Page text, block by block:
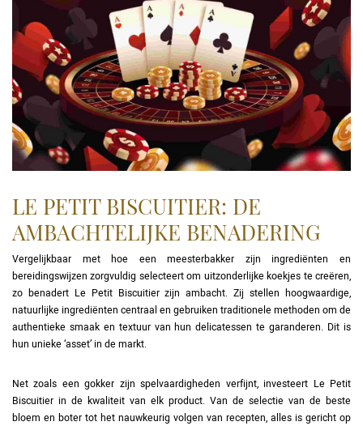
LE PETIT BISCUITIER: DE
AMBACHTELIJKE BENADERING
Vergelijkbaar met hoe een meesterbakker zijn ingrediënten en
bereidingswijzen zorgvuldig selecteert om uitzonderlijke koekjes te creëren,
zo benadert Le Petit Biscuitier zijn ambacht. Zij stellen hoogwaardige,
natuurlijke ingrediënten centraal en gebruiken traditionele methoden om de
authentieke smaak en textuur van hun delicatessen te garanderen. Dit is
hun unieke ‘asset’ in de markt.
Net zoals een gokker zijn spelvaardigheden verfijnt, investeert Le Petit
Biscuitier in de kwaliteit van elk product. Van de selectie van de beste
bloem en boter tot het nauwkeurig volgen van recepten, alles is gericht op